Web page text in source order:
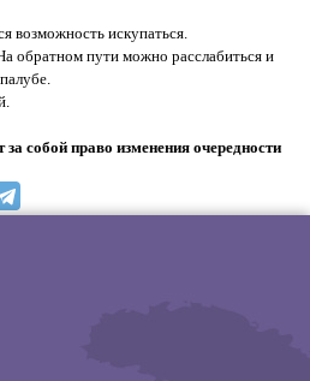
возможность искупаться.
обратном пути можно расслабиться и
собой право изменения очередности